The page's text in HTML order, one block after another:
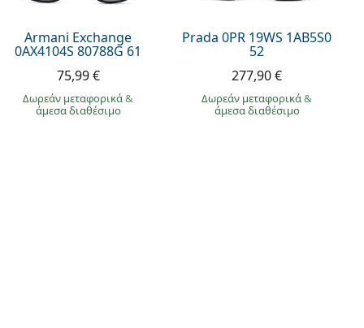
Armani Exchange
0AX4104S 80788G 61
75,99 €
Δωρεάν μεταφορικά&
άμεσα διαθέσιμο
Prada 0PR 19WS 1AB5S0
52
277,90 €
Δωρεάν μεταφορικά&
άμεσα διαθέσιμο